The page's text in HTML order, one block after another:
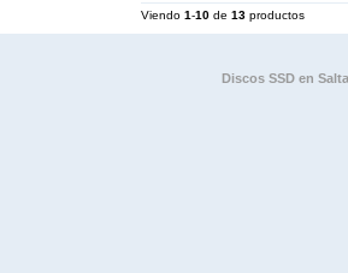
Viendo 1-10 de 13 productos
Discos SSD en